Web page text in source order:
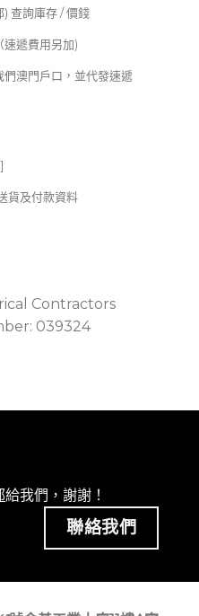
查詢庫存 / 價錢
速遞費用另加)
澳門戶口，並代發速遞
]
貨及付款資料
Contractors
039324
給我們，謝謝！
聯絡我們